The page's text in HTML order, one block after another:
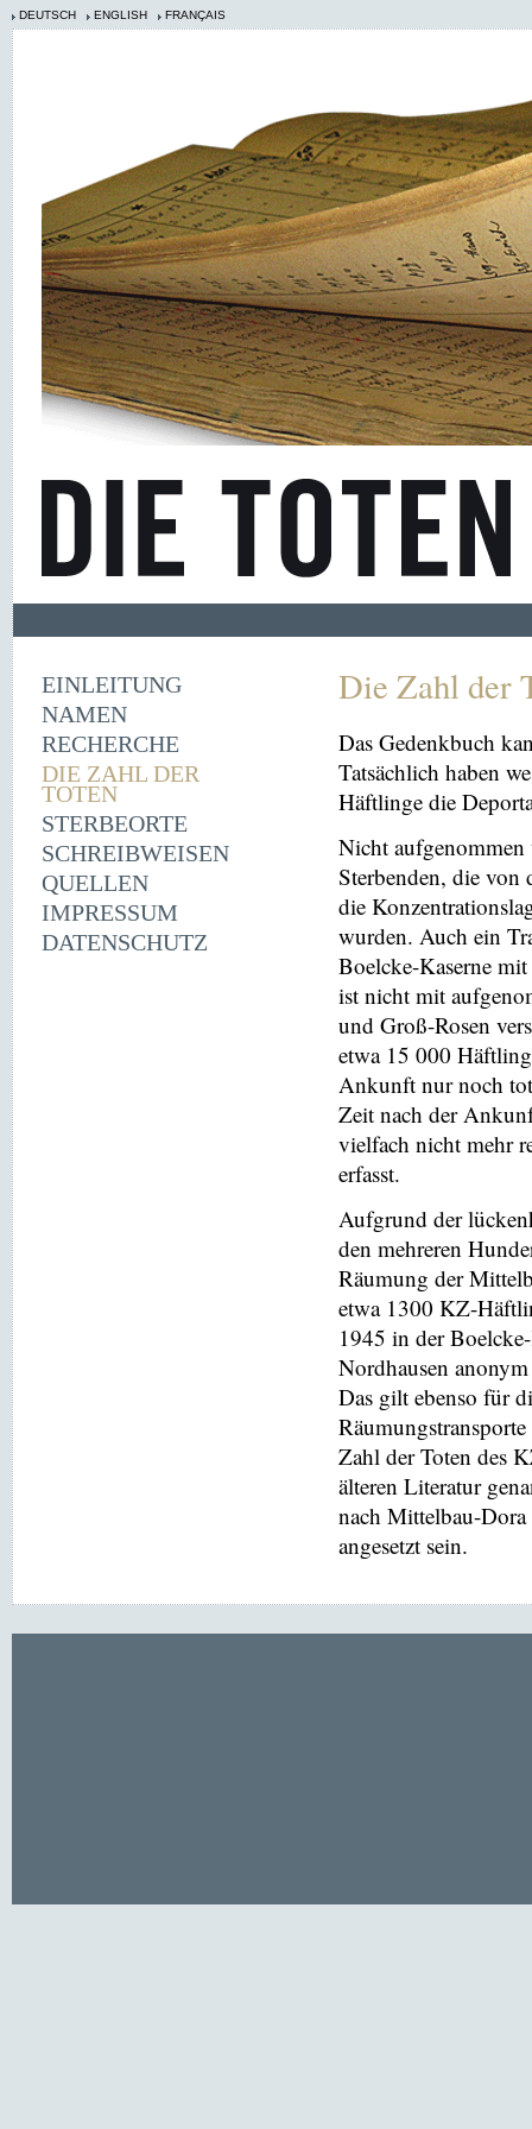
DEUTSCH ENGLISH FRANÇAIS
EINLEITUNG
NAMEN
RECHERCHE
DIE ZAHL DER
TOTEN
STERBEORTE
SCHREIBWEISEN
QUELLEN
IMPRESSUM
DATENSCHUTZ
Die Zahl der
Das Gedenkbuch
Tatsächlich haben
Häftlinge die
Nicht
Sterbenden, die
die
wurden. Auch ein
Boelcke-Kaserne
ist nicht mit
und Groß-Rosen
etwa 15 000
Ankunft nur noch tot
Zeit nach der
vielfach nicht mehr
erfasst.
Aufgrund der
den mehreren
Räumung der
etwa 1300 KZ-
1945 in der
Nordhausen
Das gilt ebenso für
Zahl der Toten des
älteren Literatur
nach Mittelbau-
angesetzt sein.